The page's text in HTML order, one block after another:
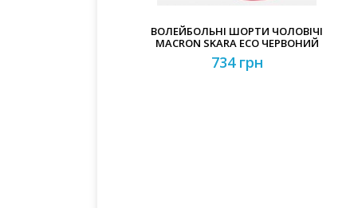
ВОЛЕЙБОЛЬНІ ШОРТИ ЧОЛОВІЧІ
MACRON SKARA ECO ЧЕРВОНИЙ
734 грн